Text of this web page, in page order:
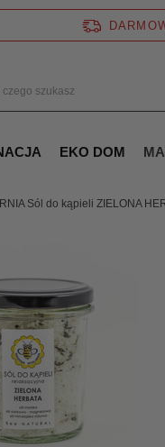
EKO DOM
Sól do kąpieli ZIELONA